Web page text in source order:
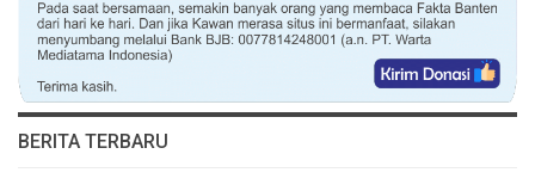
BERITA TERBARU